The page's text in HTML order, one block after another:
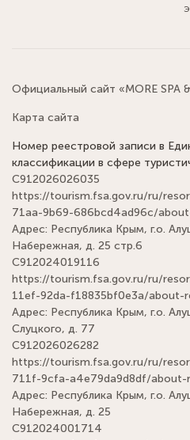
Официальный сайт «MORE SPA
Карта сайта
Номер реестровой записи в
классификации в сфере
С912026026035
https://tourism.fsa.gov.ru/ru/
71aa-9b69-686bcd4ad96c/
Адрес: Республика Крым, г.о.
Набережная, д. 25 стр.6
С912024019116
https://tourism.fsa.gov.ru/ru/
11ef-92da-f18835bf0e3a/about-
Адрес: Республика Крым, г.о.
Слуцкого, д. 77
С912026026282
https://tourism.fsa.gov.ru/ru/
711f-9cfa-a4e79da9d8df/about-
Адрес: Республика Крым, г.о.
Набережная, д. 25
С912024001714